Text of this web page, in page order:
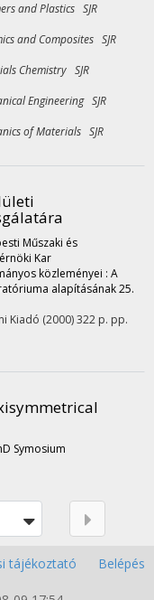
and Plastics SJR
and Composites SJR
Chemistry SJR
Engineering SJR
of Materials SJR
Műszaki és
Kar
közleményei : A
alapításának 25.
Kiadó (2000)322 p. pp.
Symosium
tájékoztató Belépés